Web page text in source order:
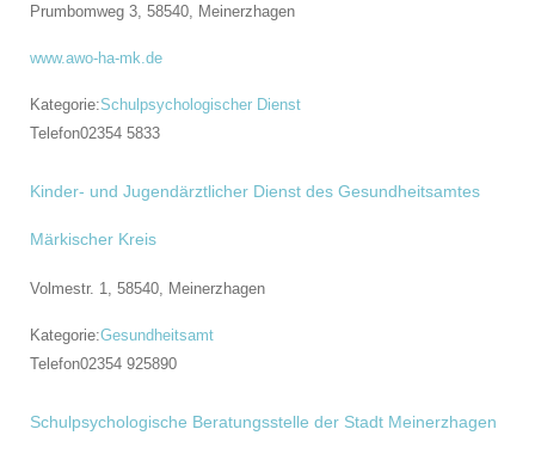
Prumbomweg 3, 58540, Meinerzhagen
www.awo-ha-mk.de
Kategorie:Schulpsychologischer Dienst
Telefon02354 5833
Kinder- und Jugendärztlicher Dienst des Gesundheitsamtes
Märkischer Kreis
Volmestr. 1, 58540, Meinerzhagen
Kategorie:Gesundheitsamt
Telefon02354 925890
Schulpsychologische Beratungsstelle der Stadt Meinerzhagen